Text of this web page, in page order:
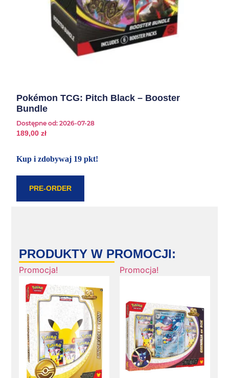
Pokémon TCG: Pitch Black – Booster
Bundle
Dostępne od:2026-07-28
189,00zł
Kup i zdobywaj 19 pkt!
PRE-ORDER
PRODUKTY W PROMOCJI:
Promocja! Promocja!